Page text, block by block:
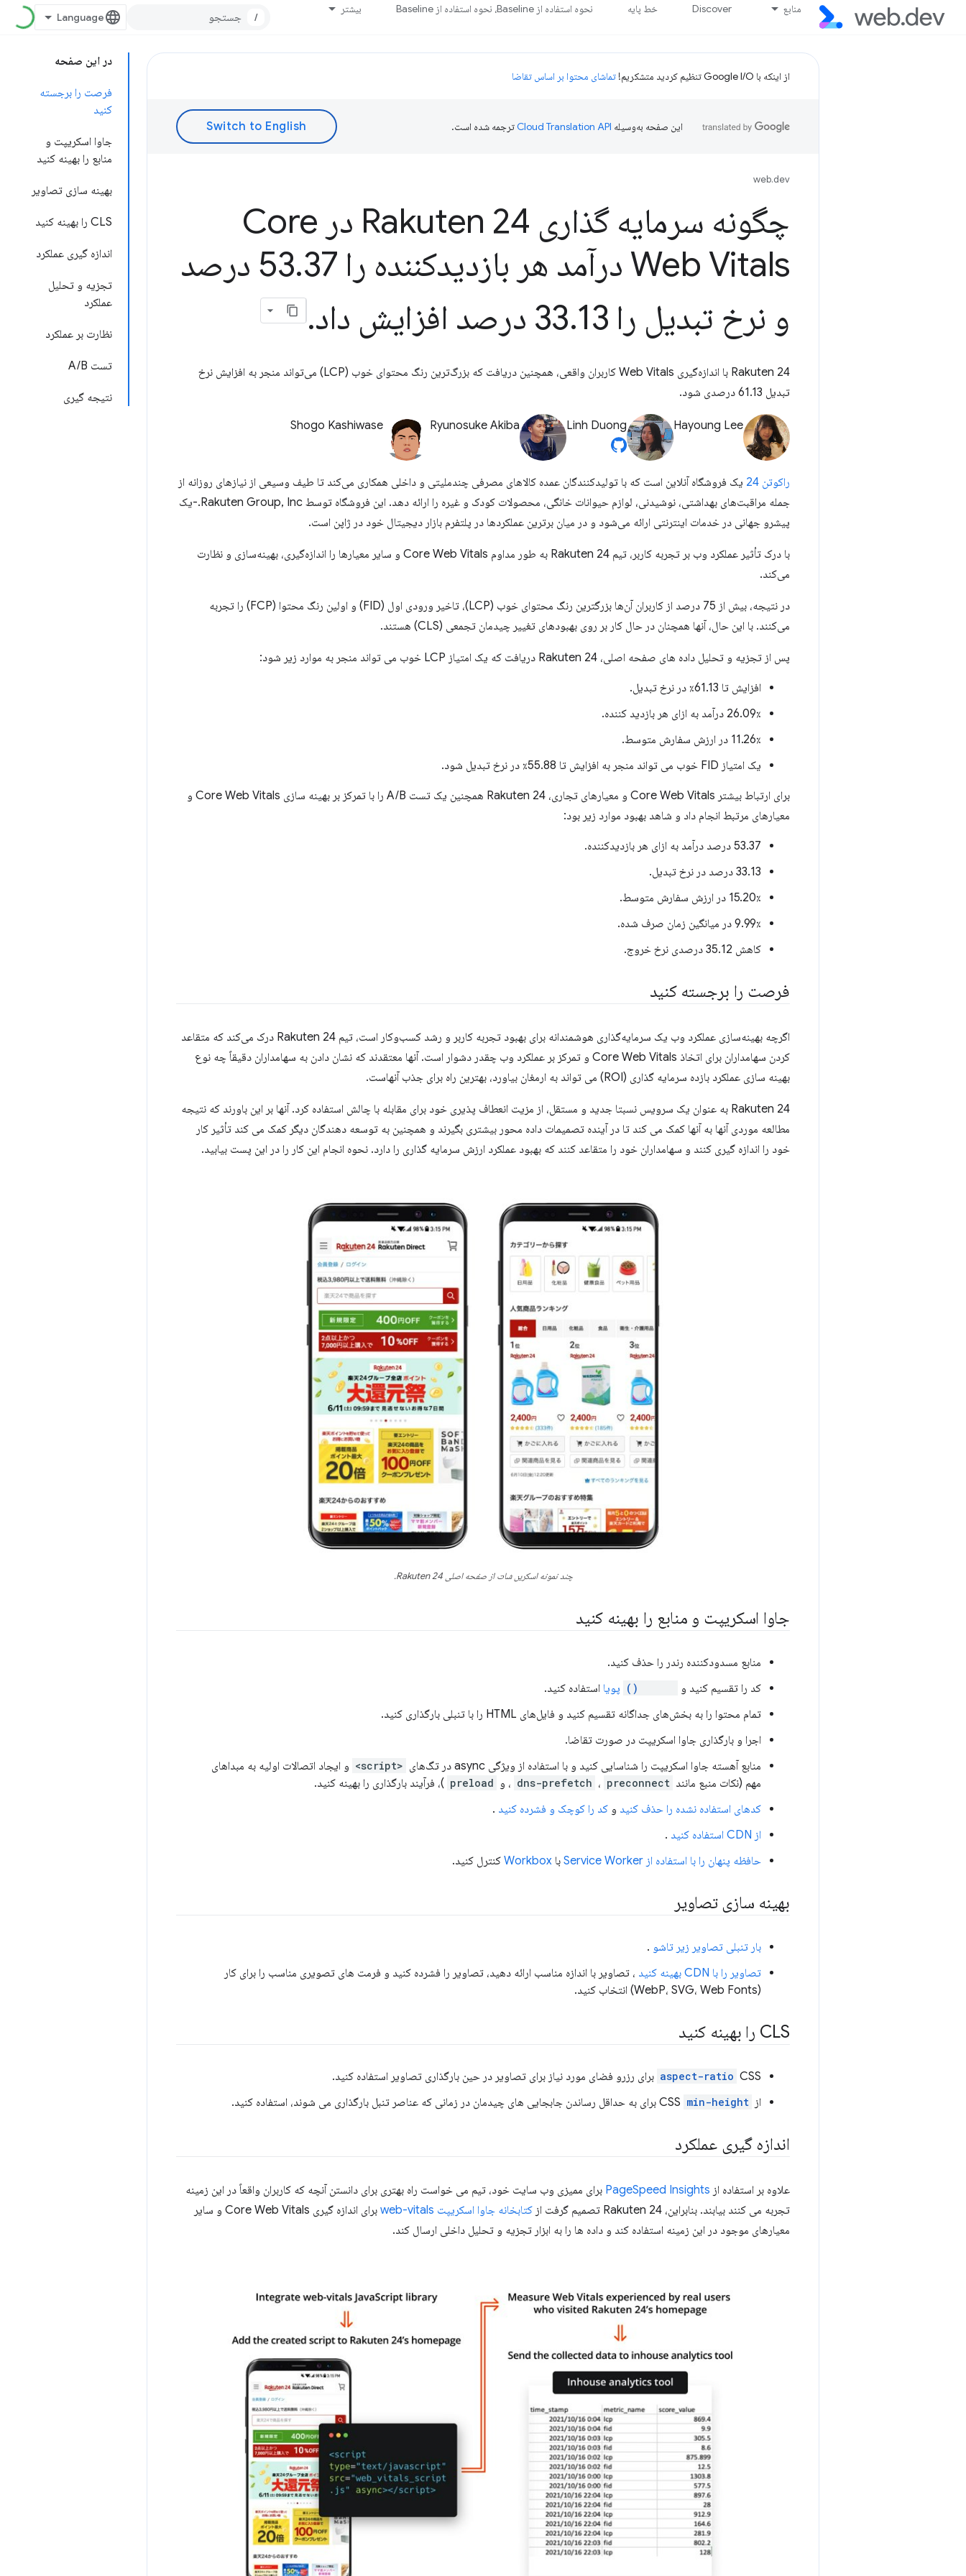
منابع Discover خط پایه نحوه استفاده از Baseline، نحوه استفاده از Baseline بیشتر
/
در این صفحه
فرصت را برجسته
کنید
جاوا اسکریپت و
منابع را بهینه کنید
بهینه سازی تصاویر
CLS را بهینه کنید
اندازه گیری عملکرد
تجزیه و تحلیل
عملکرد
نظارت بر عملکرد
تست A/B
نتیجه گیری
از اینکه با Google I/O تنظیم کردید متشکریم! تماشای محتوا بر اساس تقاضا
این صفحه به‌وسیله ترجمه شده است.
web.dev
چگونه سرمایه گذاری Rakuten 24 در Core
Web Vitals درآمد هر بازدیدکننده را 53
.
37 درصد
و نرخ تبدیل را 33
.13 درصد افزایش داد .
Rakuten 24 با اندازه‌گیری Web Vitals کاربران واقعی، همچنین دریافت که بزرگ‌ترین رنگ محتوای خوب (LCP) می‌تواند منجر به افزایش نرخ
تبدیل 61.13 درصدی شود.
Hayoung Lee
Linh Duong
Ryunosuke Akiba
Shogo Kashiwase
راکوتن 24
یک فروشگاه آنلاین است که با تولیدکنندگان عمده کالاهای مصرفی چندملیتی و داخلی همکاری می‌کند تا طیف وسیعی از نیازهای روزانه از
جمله مراقبت‌های بهداشتی، نوشیدنی، لوازم حیوانات خانگی، محصولات کودک و غیره را ارائه دهد. این فروشگاه توسط Rakuten Group, Inc.-یک
پیشرو جهانی در خدمات اینترنتی ارائه می‌شود و در میان برترین عملکردها در پلتفرم بازار دیجیتال خود در ژاپن است.
با درک تأثیر عملکرد وب بر تجربه کاربر، تیم Rakuten 24 به طور مداوم Core Web Vitals و سایر معیارها را اندازه‌گیری، بهینه‌سازی و نظارت
می‌کند.
در نتیجه، بیش از 75 درصد از کاربران آن‌ها بزرگترین رنگ محتوای خوب (LCP)، تاخیر ورودی اول (FID) و اولین رنگ محتوا (FCP) را تجربه
می‌کنند. با این حال، آنها همچنان در حال کار بر روی بهبودهای تغییر چیدمان تجمعی (CLS) هستند.
پس از تجزیه و تحلیل داده های صفحه اصلی، Rakuten 24 دریافت که یک امتیاز LCP خوب می تواند منجر به موارد زیر شود:
افزایش تا 61.13٪ در نرخ تبدیل.
26.09٪ درآمد به ازای هر بازدید کننده.
11.26٪ در ارزش سفارش متوسط.
یک امتیاز FID خوب می تواند منجر به افزایش تا 55.88٪ در نرخ تبدیل شود.
برای ارتباط بیشتر Core Web Vitals و معیارهای تجاری، Rakuten 24 همچنین یک تست A/B را با تمرکز بر بهینه سازی Core Web Vitals و
معیارهای مرتبط انجام داد و شاهد بهبود موارد زیر بود:
53.37 درصد درآمد به ازای هر بازدیدکننده.
33.13 درصد در نرخ تبدیل.
15.20٪ در ارزش سفارش متوسط.
9.99٪ در میانگین زمان صرف شده.
کاهش 35.12 درصدی نرخ خروج.
فرصت را برجسته کنید
اگرچه بهینه‌سازی عملکرد وب یک سرمایه‌گذاری هوشمندانه برای بهبود تجربه کاربر و رشد کسب‌وکار است، تیم Rakuten 24 درک می‌کند که متقاعد
کردن سهامداران برای اتخاذ Core Web Vitals و تمرکز بر عملکرد وب چقدر دشوار است. آنها معتقدند که نشان دادن به سهامداران دقیقاً چه نوع
بهینه سازی عملکرد بازده سرمایه گذاری (ROI) می تواند به ارمغان بیاورد، بهترین راه برای جذب آنهاست.
Rakuten 24 به عنوان یک سرویس نسبتا جدید و مستقل، از مزیت انعطاف پذیری خود برای مقابله با چالش استفاده کرد. آنها بر این باورند که نتیجه
مطالعه موردی آنها به آنها کمک می کند تا در آینده تصمیمات داده محور بیشتری بگیرند و همچنین به توسعه دهندگان دیگر کمک می کند تأثیر کار
خود را اندازه گیری کنند و سهامداران خود را متقاعد کنند که بهبود عملکرد ارزش سرمایه گذاری را دارد. نحوه انجام این کار را در این پست بیابید.
چند نمونه اسکرین شات از صفحه اصلی Rakuten 24.
جاوا اسکریپت و منابع را بهینه کنید
منابع مسدودکننده رندر را حذف کنید.
کد را تقسیم کنید و
پویا استفاده کنید.
تمام محتوا را به بخش‌های جداگانه تقسیم کنید و فایل‌های HTML را با تنبلی بارگذاری کنید.
اجرا و بارگذاری جاوا اسکریپت در صورت تقاضا.
منابع آهسته جاوا اسکریپت را شناسایی کنید و با استفاده از ویژگی async در تگ‌های
<script>
و ایجاد اتصالات اولیه به مبداهای
مهم (نکات منبع مانند
dns-prefetch ، preconnect ، و preload )، فرآیند بارگذاری را بهینه کنید.
کدهای استفاده نشده را حذف کنید و کد را کوچک و فشرده کنید .
از CDN استفاده کنید
.
حافظه پنهان را با استفاده از Service Worker
با Workbox کنترل کنید.
بهینه سازی تصاویر
بار تنبلی تصاویر زیر تاشو .
تصاویر را با CDN بهینه کنید
، تصاویر با اندازه مناسب ارائه دهید، تصاویر را فشرده کنید و فرمت های تصویری مناسب را برای کار
(WebP، SVG، Web Fonts) انتخاب کنید.
CLS را بهینه کنید
aspect-ratio CSS برای رزرو فضای مورد نیاز برای تصاویر در حین بارگذاری تصاویر استفاده کنید.
از CSS min-height برای به حداقل رساندن جابجایی های چیدمان در زمانی که عناصر تنبل بارگذاری می شوند، استفاده کنید.
اندازه گیری عملکرد
علاوه بر استفاده از PageSpeed ​​Insights برای ممیزی وب سایت خود، تیم می خواست راه بهتری برای دانستن آنچه که کاربران واقعاً در این زمینه
تجربه می کنند بیابند. بنابراین، Rakuten 24 تصمیم گرفت از
کتابخانه جاوا اسکریپت web-vitals
برای اندازه گیری Core Web Vitals و سایر
معیارهای موجود در این زمینه استفاده کند و داده ها را به ابزار تجزیه و تحلیل داخلی ارسال کند.